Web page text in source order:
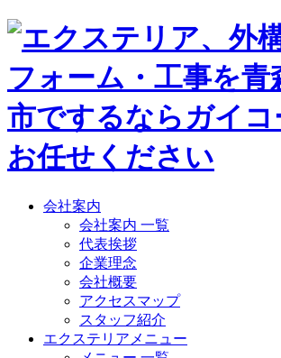
会社案内
会社案内 一覧
代表挨拶
企業理念
会社概要
アクセスマップ
スタッフ紹介
エクステリアメニュー